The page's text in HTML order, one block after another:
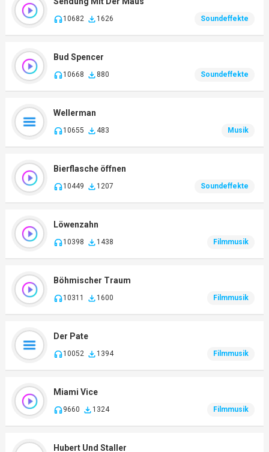
10682 1626 Soundeffekte
Bud Spencer
10668 880 Soundeffekte
Wellerman
10655 483 Musik
Bierflasche öffnen
10449 1207 Soundeffekte
Löwenzahn
10398 1438 Filmmusik
Böhmischer Traum
10311 1600 Filmmusik
Der Pate
10052 1394 Filmmusik
Miami Vice
9660 1324 Filmmusik
Hubert Und Staller